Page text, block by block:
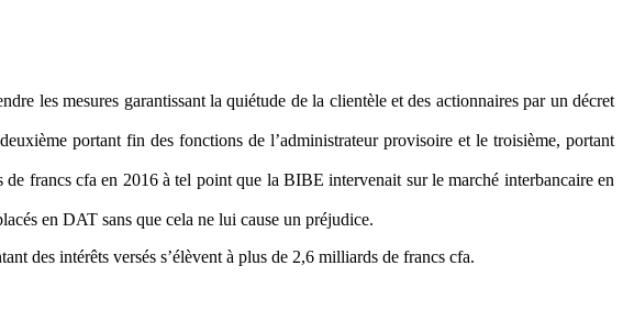
les mesures garantissant la quiétude de la clientèle et des actionnaires par un décret
portant fin des fonctions de l’administrateur provisoire et le troisième, portant
francs cfa en 2016 à tel point que la BIBE intervenait sur le marché interbancaire en
en DAT sans que cela ne lui cause un préjudice.
des intérêts versés s’élèvent à plus de 2,6 milliards de francs cfa.